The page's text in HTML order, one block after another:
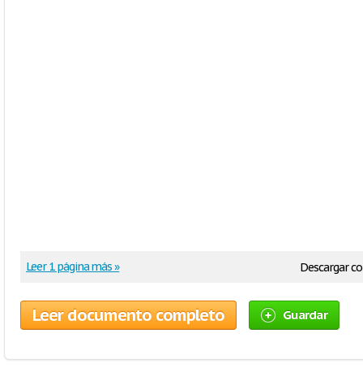
Descargar
Leer 1 página más »
Leer documento completo Guardar